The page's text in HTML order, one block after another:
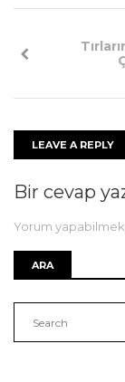
LEAVE A REPLY
Bir cevap
Yorum
ARA